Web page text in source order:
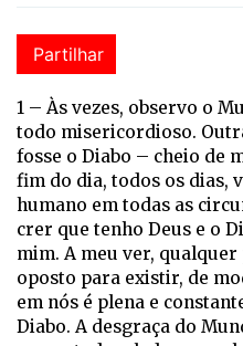
Partilhar
1 – Às vezes, observo o
todo misericordioso.
fosse o Diabo – cheio de
fim do dia, todos os dias,
humano em todas as
crer que tenho Deus e o
mim. A meu ver, qualquer
oposto para existir, de
em nós é plena e
Diabo. A desgraça do